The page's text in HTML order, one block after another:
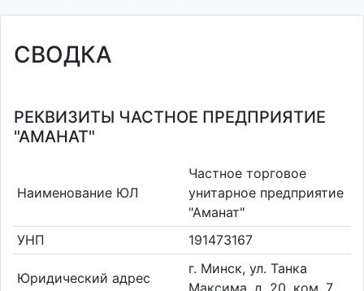
СВОДКА
РЕКВИЗИТЫ ЧАСТНОЕ ПРЕДПРИЯТИЕ
"АМАНАТ"
Наименование ЮЛ
Частное торговое
унитарное предприятие
"Аманат"
УНП
191473167
Юридический адрес
г. Минск, ул. Танка
Максима, д. 20, ком. 7